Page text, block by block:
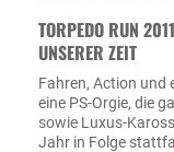
TORPEDO RUN
UNSERER ZEIT
Fahren, Action und
eine PS-Orgie, die
sowie Luxus-
Jahr in Folge